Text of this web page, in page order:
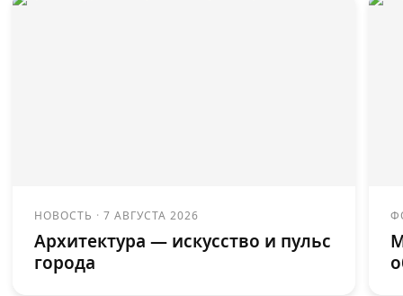
НОВОСТЬ ·7 АВГУСТА 2026
Архитектура — искусство и пульс
города